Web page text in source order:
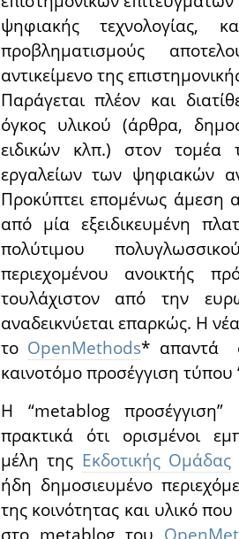
ψηφιακής τεχνολογίας,
προβληματισμούς
αντικείμενο της
Παράγεται πλέον και
όγκος υλικού (άρθρα,
ειδικών κλπ.) στον
εργαλείων των ψηφιακών
Προκύπτει επομένως άμεση
από μία εξειδικευμένη
πολύτιμου
περιεχομένου ανοικτής
τουλάχιστον από την
αναδεικνύεται επαρκώς. Η
το OpenMethods* απαντά
καινοτόμο προσέγγιση τύπου
Η “metablog
πρακτικά ότι ορισμένοι
μέλη της Εκδοτικής Ομάδας
ήδη δημοσιευμένο
της κοινότητας και υλικό